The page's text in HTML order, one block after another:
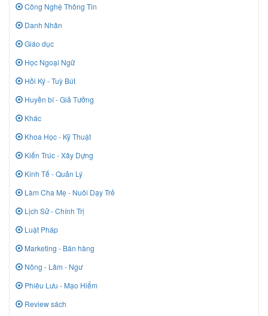
Công Nghệ Thông Tin
Danh Nhân
Giáo dục
Học Ngoại Ngữ
Hồi Ký - Tuỳ Bút
Huyền bí - Giả Tưởng
Khác
Khoa Học - Kỹ Thuật
Kiến Trúc - Xây Dựng
Kinh Tế - Quản Lý
Làm Cha Mẹ - Nuôi Dạy Trẻ
Lịch Sử - Chính Trị
Luật Pháp
Marketing - Bán hàng
Nông - Lâm - Ngư
Phiêu Lưu - Mạo Hiểm
Review sách